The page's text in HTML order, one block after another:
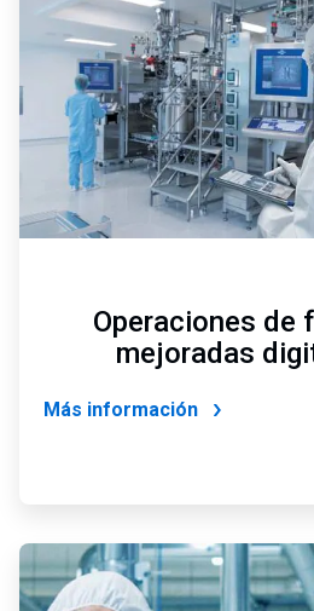
de
4
Operaciones de
mejoradas
Más información
4
de